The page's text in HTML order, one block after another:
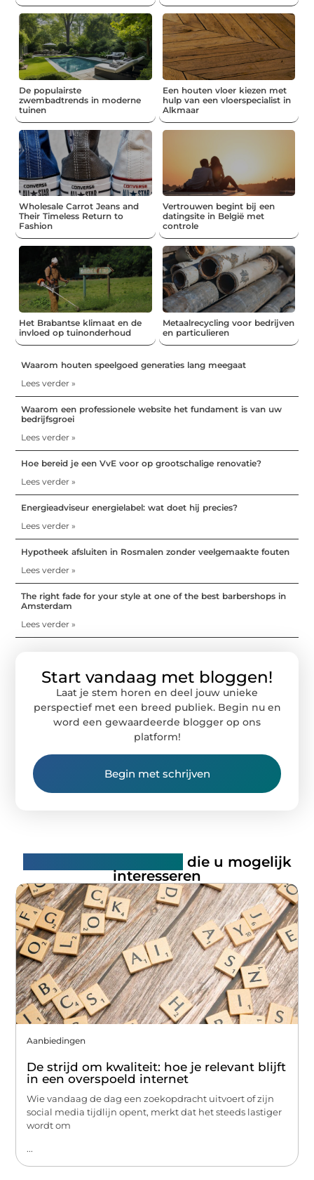
De populairste
zwembadtrends in moderne
tuinen
Een houten vloer kiezen met
hulp van een vloerspecialist in
Alkmaar
Wholesale Carrot Jeans and
Their Timeless Return to
Fashion
Vertrouwen begint bij een
datingsite in België met
controle
Het Brabantse klimaat en de
invloed op tuinonderhoud
Metaalrecycling voor bedrijven
en particulieren
Waarom houten speelgoed generaties lang meegaat
Lees verder »
Waarom een professionele website het fundament is van uw
bedrijfsgroei
Lees verder »
Hoe bereid je een VvE voor op grootschalige renovatie?
Lees verder »
Energieadviseur energielabel: wat doet hij precies?
Lees verder »
Hypotheek afsluiten in Rosmalen zonder veelgemaakte fouten
Lees verder »
The right fade for your style at one of the best barbershops in
Amsterdam
Lees verder »
Start vandaag met bloggen!
Laat je stem horen en deel jouw unieke
perspectief met een breed publiek. Begin nu en
word een gewaardeerde blogger op ons
platform!
Begin met schrijven
die u mogelijk
interesseren
Aanbiedingen
De strijd om kwaliteit: hoe je relevant blijft
in een overspoeld internet
Wie vandaag de dag een zoekopdracht uitvoert of zijn
social media tijdlijn opent, merkt dat het steeds lastiger
wordt om
...